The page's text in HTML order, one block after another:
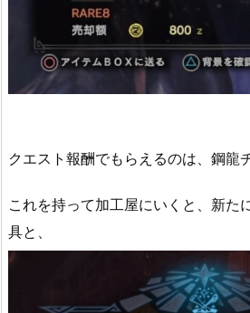
クエスト報酬でもらえるのは、鋼龍
これを持って加工屋にいくと、新た
具と、